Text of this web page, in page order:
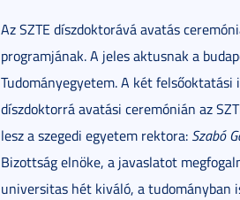
Az SZTE díszdoktorává avatás
programjának. A jeles aktusnak a
Tudományegyetem. A két
díszdoktorrá avatási ceremónián az
lesz a szegedi egyetem rektora: Szabó
Bizottság elnöke, a javaslatot
universitas hét kiváló, a tudományban